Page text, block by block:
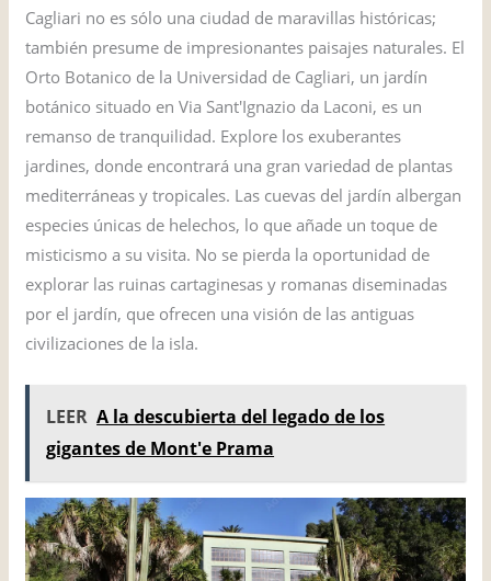
Cagliari no es sólo una ciudad de maravillas históricas;
también presume de impresionantes paisajes naturales. El
Orto Botanico de la Universidad de Cagliari, un jardín
botánico situado en Via Sant'Ignazio da Laconi, es un
remanso de tranquilidad. Explore los exuberantes
jardines, donde encontrará una gran variedad de plantas
mediterráneas y tropicales. Las cuevas del jardín albergan
especies únicas de helechos, lo que añade un toque de
misticismo a su visita. No se pierda la oportunidad de
explorar las ruinas cartaginesas y romanas diseminadas
por el jardín, que ofrecen una visión de las antiguas
civilizaciones de la isla.
LEER A la descubierta del legado de los
gigantes de Mont'e Prama